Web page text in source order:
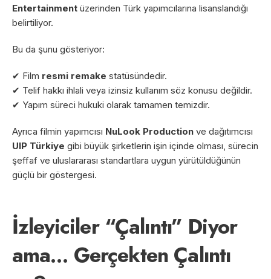
Entertainment üzerinden Türk yapımcılarına lisanslandığı
belirtiliyor.
Bu da şunu gösteriyor:
✔ Film resmi remake statüsündedir.
✔ Telif hakkı ihlali veya izinsiz kullanım söz konusu değildir.
✔ Yapım süreci hukuki olarak tamamen temizdir.
Ayrıca filmin yapımcısı NuLook Production ve dağıtımcısı
UIP Türkiye gibi büyük şirketlerin işin içinde olması, sürecin
şeffaf ve uluslararası standartlara uygun yürütüldüğünün
güçlü bir göstergesi.
İzleyiciler “Çalıntı” Diyor
ama… Gerçekten Çalıntı